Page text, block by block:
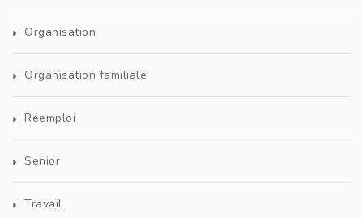
Organisation
Organisation familiale
Réemploi
Senior
Travail